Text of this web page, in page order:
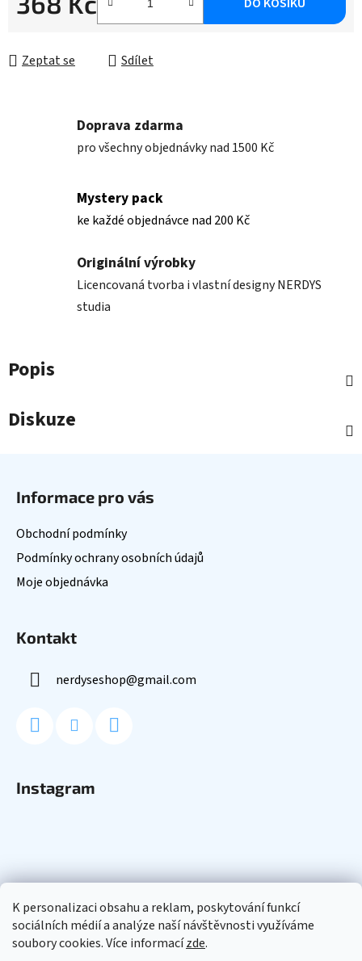
K personalizaci obsahu a reklam, poskytování funkcí
sociálních médií a analýze naší návštěvnosti využíváme
soubory cookies. Více informacízde.
Zeptat se Sdílet
Doprava zdarma
pro všechny objednávky nad 1500 Kč
Mystery pack
ke každé objednávce nad 200 Kč
Originální výrobky
Licencovaná tvorba i vlastní designy NERDYS
studia
Popis
Diskuze
Informace pro vás
Obchodní podmínky
Podmínky ochrany osobních údajů
Moje objednávka
Kontakt
nerdyseshop@gmail.com
Instagram